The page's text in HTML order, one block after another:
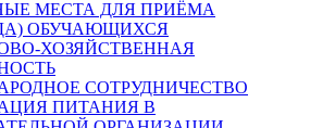
МЕСТА ДЛЯ ПРИЁМА
ОБУЧАЮЩИХСЯ
ХОЗЯЙСТВЕННАЯ
СОТРУДНИЧЕСТВО
ПИТАНИЯ В